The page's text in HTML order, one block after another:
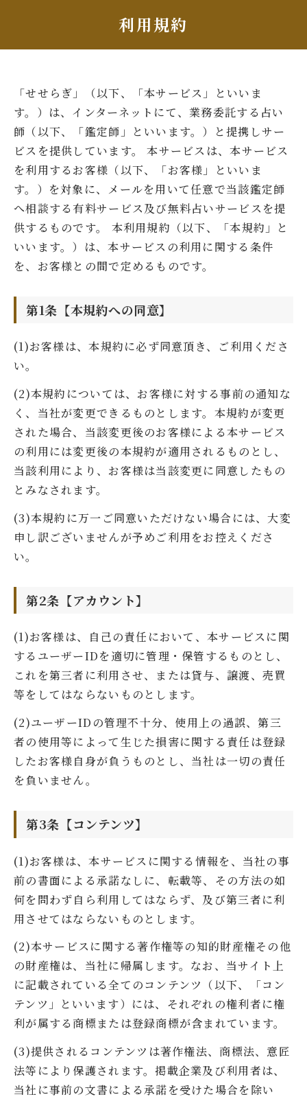
利用規約
「せせらぎ」（以下、「本サービス」といいま
す。）は、インターネットにて、業務委託する占い
師（以下、「鑑定師」といいます。）と提携しサー
ビスを提供しています。 本サービスは、本サービス
を利用するお客様（以下、「お客様」といいま
す。）を対象に、メールを用いて任意で当該鑑定師
へ相談する有料サービス及び無料占いサービスを提
供するものです。 本利用規約（以下、「本規約」と
いいます。）は、本サービスの利用に関する条件
を、お客様との間で定めるものです。
第1条【本規約への同意】
(1)お客様は、本規約に必ず同意頂き、ご利用くださ
い。
(2)本規約については、お客様に対する事前の通知な
く、当社が変更できるものとします。本規約が変更
された場合、当該変更後のお客様による本サービス
の利用には変更後の本規約が適用されるものとし、
当該利用により、お客様は当該変更に同意したもの
とみなされます。
(3)本規約に万一ご同意いただけない場合には、大変
申し訳ございませんが予めご利用をお控えくださ
い。
第2条【アカウント】
(1)お客様は、自己の責任において、本サービスに関
するユーザーIDを適切に管理・保管するものとし、
これを第三者に利用させ、または貸与、譲渡、売買
等をしてはならないものとします。
(2)ユーザーIDの管理不十分、使用上の過誤、第三
者の使用等によって生じた損害に関する責任は登録
したお客様自身が負うものとし、当社は一切の責任
を負いません。
第3条【コンテンツ】
(1)お客様は、本サービスに関する情報を、当社の事
前の書面による承諾なしに、転載等、その方法の如
何を問わず自ら利用してはならず、及び第三者に利
用させてはならないものとします。
(2)本サービスに関する著作権等の知的財産権その他
の財産権は、当社に帰属します。なお、当サイト上
に記載されている全てのコンテンツ（以下、「コン
テンツ」といいます）には、それぞれの権利者に権
利が属する商標または登録商標が含まれています。
(3)提供されるコンテンツは著作権法、商標法、意匠
法等により保護されます。掲載企業及び利用者は、
当社に事前の文書による承諾を受けた場合を除い